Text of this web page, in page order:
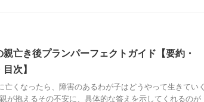
親亡き後プランパーフェクトガイド【要約・
次】
亡くなったら、障害のあるわが子はどうやって生きていく
が抱えるその不安に、具体的な答えを示してくれるのが